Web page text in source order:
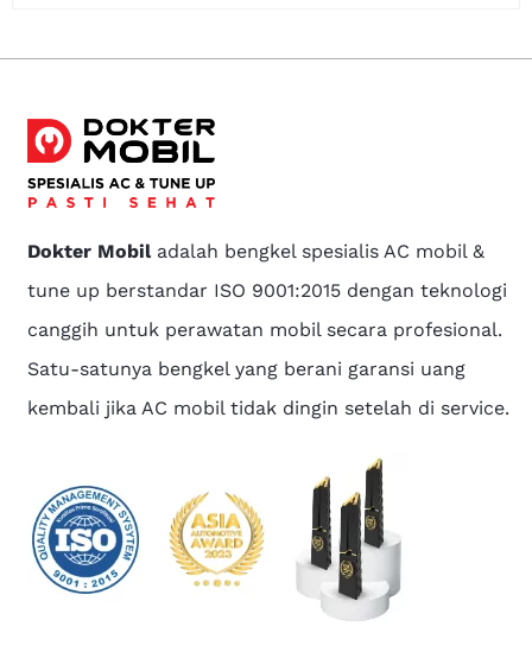
Dokter Mobiladalah bengkel spesialis AC mobil &
tune up berstandar ISO 9001:2015 dengan teknologi
canggih untuk perawatan mobil secara profesional.
Satu-satunya bengkel yang berani garansi uang
kembali jika AC mobil tidak dingin setelah di service.